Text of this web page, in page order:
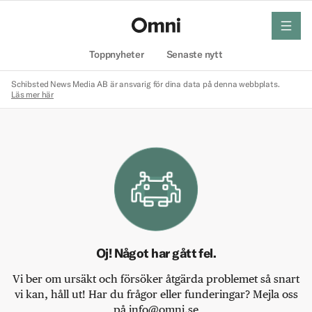
Toppnyheter Senaste nytt
meny
Schibsted News Media AB är ansvarig för dina data på denna webbplats.
Läs mer här
Oj! Något har gått fel.
Vi ber om ursäkt och försöker åtgärda problemet så snart
vi kan, håll ut! Har du frågor eller funderingar? Mejla oss